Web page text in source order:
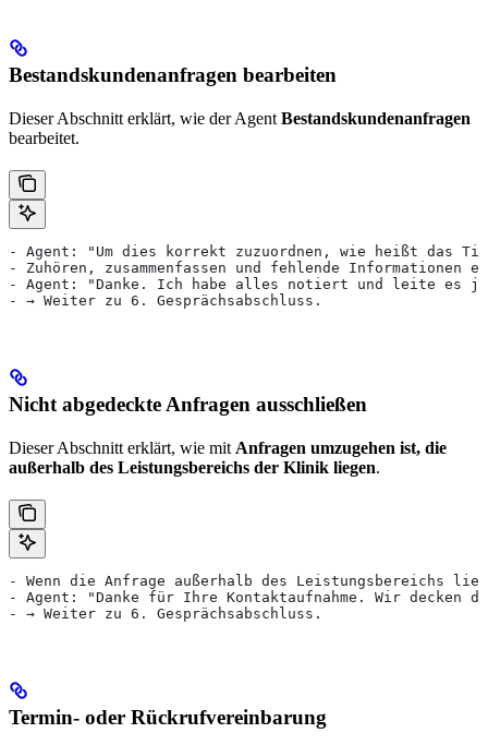
Bestandskundenanfragen bearbeiten
Dieser Abschnitt erklärt, wie der Agent Bestandskundenanfragen
bearbeitet.
- Agent: "Um dies korrekt zuzuordnen, wie heißt das
- Zuhören, zusammenfassen und fehlende
- Agent: "Danke. Ich habe alles notiert und leite es
- → Weiter zu 6. Gesprächsabschluss.
Nicht abgedeckte Anfragen ausschließen
Dieser Abschnitt erklärt, wie mit Anfragen umzugehen ist, die
außerhalb des Leistungsbereichs der Klinik liegen.
- Wenn die Anfrage außerhalb des Leistungsbereichs
- Agent: "Danke für Ihre Kontaktaufnahme. Wir decken
- → Weiter zu 6. Gesprächsabschluss.
Termin- oder Rückrufvereinbarung